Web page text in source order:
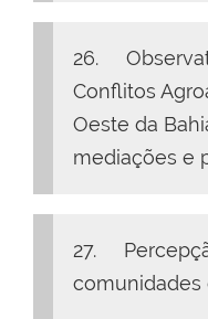
26.
Conflitos
Oeste da
mediações e
27.
comunidades